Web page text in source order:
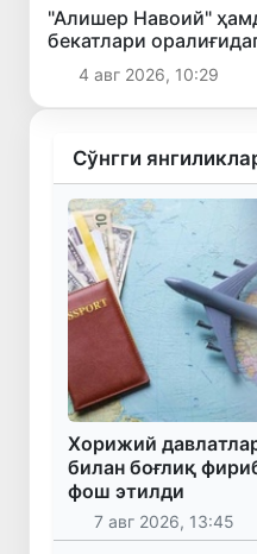
"Алишер Навоий"
бекатлари
бири йўловчилар
топширилади
4 авг 2026, 10:29
Сўнгги
Хорижий
билан боғлиқ
фош этилди
7 авг 2026, 13:45